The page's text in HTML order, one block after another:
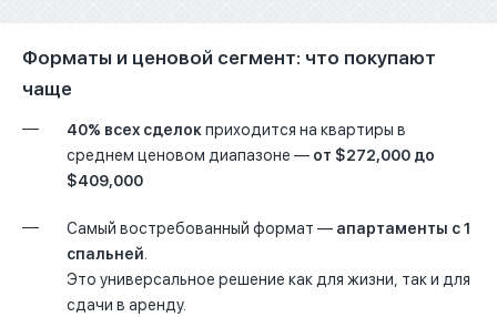
Форматы и ценовой сегмент: что покупают
чаще
40% всех сделокприходится на квартиры в
среднем ценовом диапазоне — от $272,000 до
$409,000
Самый востребованный формат — апартаменты с 1
спальней.
Это универсальное решение как для жизни, так и для
сдачи в аренду.